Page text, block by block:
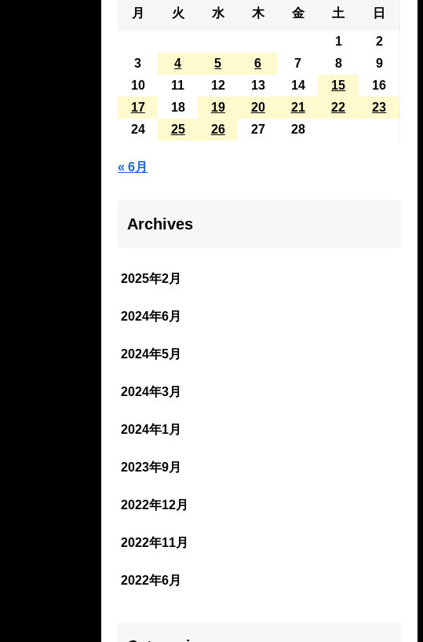
月 火 水 木 金 土 日
1
2
3
4 5 6 7 8
9
10
11 12 13 14 15
16
17
18 19 20 21 22
23
24
25 26 27 28
« 6月
Archives
2025年2月
2024年6月
2024年5月
2024年3月
2024年1月
2023年9月
2022年12月
2022年11月
2022年6月